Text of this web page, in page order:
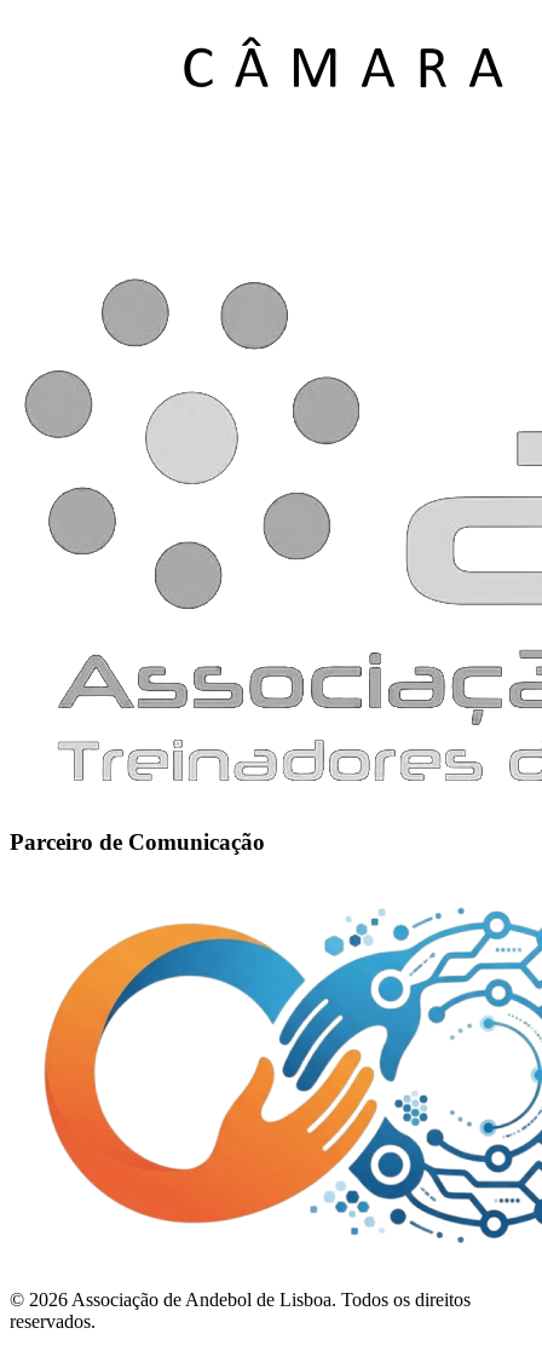
Parceiro de Comunicação
© 2026 Associação de Andebol de Lisboa. Todos os direitos
reservados.